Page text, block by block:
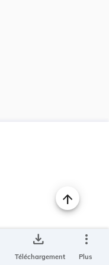
save_alt
Téléchargement
more_vert
Plus